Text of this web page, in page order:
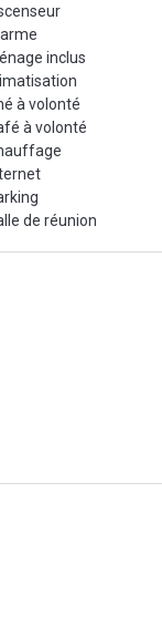
inclus
à volonté
à volonté
de réunion